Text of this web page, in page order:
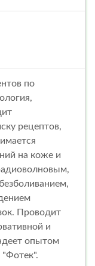
по
рецептов,
на коже и
Проводит
и
опытом
"Фотек".